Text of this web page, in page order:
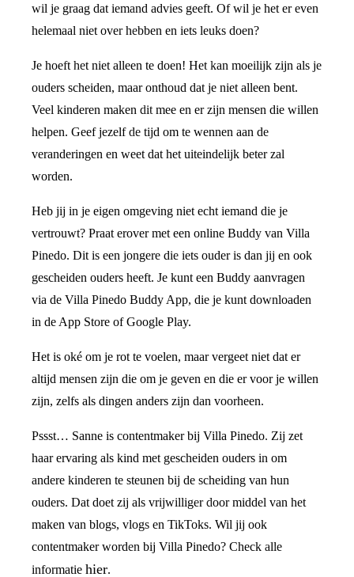
wil je graag dat iemand advies geeft. Of wil je het er even
helemaal niet over hebben en iets leuks doen?
Je hoeft het niet alleen te doen! Het kan moeilijk zijn als je
ouders scheiden, maar onthoud dat je niet alleen bent.
Veel kinderen maken dit mee en er zijn mensen die willen
helpen. Geef jezelf de tijd om te wennen aan de
veranderingen en weet dat het uiteindelijk beter zal
worden.
Heb jij in je eigen omgeving niet echt iemand die je
vertrouwt? Praat erover met een online Buddy van Villa
Pinedo. Dit is een jongere die iets ouder is dan jij en ook
gescheiden ouders heeft. Je kunt een Buddy aanvragen
via de Villa Pinedo Buddy App, die je kunt downloaden
in de App Store of Google Play.
Het is oké om je rot te voelen, maar vergeet niet dat er
altijd mensen zijn die om je geven en die er voor je willen
zijn, zelfs als dingen anders zijn dan voorheen.
Pssst… Sanne is contentmaker bij Villa Pinedo. Zij zet
haar ervaring als kind met gescheiden ouders in om
andere kinderen te steunen bij de scheiding van hun
ouders. Dat doet zij als vrijwilliger door middel van het
maken van blogs, vlogs en TikToks. Wil jij ook
contentmaker worden bij Villa Pinedo? Check alle
informatie hier.